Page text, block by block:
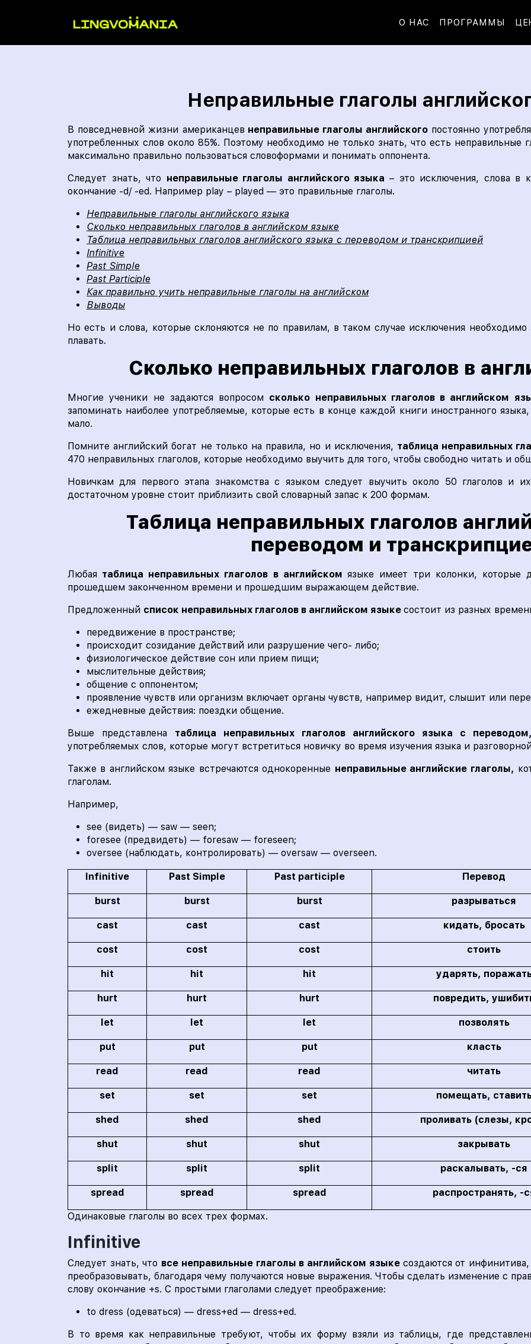
О НАС ПРОГРАММЫ
Неправильные глаголы
В повседневной жизни американцев неправильные глаголы английского постоянно
употребленных слов около 85%. Поэтому необходимо не только знать, что есть неправильные
максимально правильно пользоваться словоформами и понимать оппонента.
Следует знать, что неправильные глаголы английского языка – это исключения, слова в
окончание -d/ -ed. Например play – played — это правильные глаголы.
Неправильные глаголы английского языка
Сколько неправильных глаголов в английском языке
Таблица неправильных глаголов английского языка с переводом и транскрипцией
Infinitive
Past Simple
Past Participle
Как правильно учить неправильные глаголы на английском
Выводы
Но есть и слова, которые склоняются не по правилам, в таком случае исключения
плавать.
Сколько неправильных глаголов в
Многие ученики не задаются вопросом сколько неправильных глаголов в английском
запоминать наиболее употребляемые, которые есть в конце каждой книги иностранного
мало.
Помните английский богат не только на правила, но и исключения, таблица неправильных
470 неправильных глаголов, которые необходимо выучить для того, чтобы свободно читать и
Новичкам для первого этапа знакомства с языком следует выучить около 50 глаголов и
достаточном уровне стоит приблизить свой словарный запас к 200 формам.
Таблица неправильных глаголов
переводом и
Любая таблица неправильных глаголов в английском языке имеет три колонки, которые
прошедшем законченном времени и прошедшим выражающем действие.
Предложенный список неправильных глаголов в английском языке состоит из разных
передвижение в пространстве;
происходит созидание действий или разрушение чего- либо;
физиологическое действие сон или прием пищи;
мыслительные действия;
общение с оппонентом;
проявление чувств или организм включает органы чувств, например видит, слышит или
ежедневные действия: поездки общение.
Выше представлена таблица неправильных глаголов английского языка с
употребляемых слов, которые могут встретиться новичку во время изучения языка и
Также в английском языке встречаются однокоренные неправильные английские глаголы,
глаголам.
Например,
see (видеть) — saw — seen;
foresee (предвидеть) — foresaw — foreseen;
oversee (наблюдать, контролировать) — oversaw — overseen.
Infinitive Past Simple Past participle Перевод
burst burst burst разрываться
cast cast cast кидать, бросать
cost cost cost стоить
hit hit hit ударять,
hurt hurt hurt повредить,
let let let позволять
put put put класть
read read read читать
set set set помещать,
shed shed shed проливать (слезы,
shut shut shut закрывать
split split split раскалывать, -ся
spread spread spread распространять, -
Одинаковые глаголы во всех трех формах.
Infinitive
Следует знать, что все неправильные глаголы в английском языке создаются от
преобразовывать, благодаря чему получаются новые выражения. Чтобы сделать изменение с
слову окончание +s. С простыми глаголами следует преображение:
to dress (одеваться) — dress+ed — dress+ed.
В то время как неправильные требуют, чтобы их форму взяли из таблицы, где